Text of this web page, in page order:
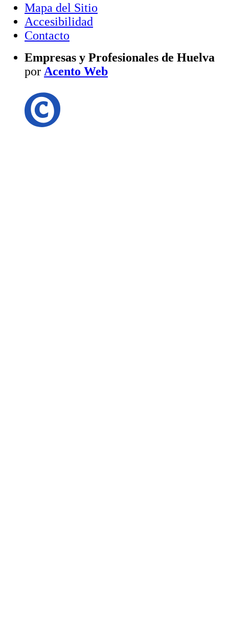
Mapa del Sitio
Accesibilidad
Contacto
Empresas y Profesionales de Huelva
por Acento Web